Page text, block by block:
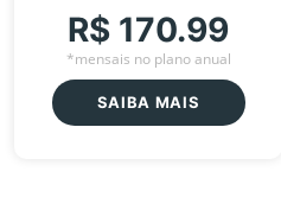
R$ 170.99
*mensais no plano anual
SAIBA MAIS